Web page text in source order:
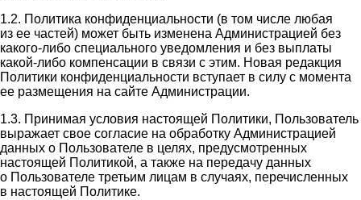
1.2. Политика конфиденциальности (в том числе любая
из ее частей) может быть изменена Администрацией без
какого-либо специального уведомления и без выплаты
какой-либо компенсации в связи с этим. Новая редакция
Политики конфиденциальности вступает в силу с момента
ее размещения на сайте Администрации.
1.3. Принимая условия настоящей Политики, Пользователь
выражает свое согласие на обработку Администрацией
данных о Пользователе в целях, предусмотренных
настоящей Политикой, а также на передачу данных
о Пользователе третьим лицам в случаях, перечисленных
в настоящей Политике.